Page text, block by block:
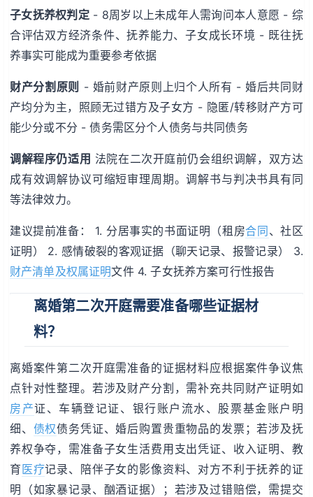
子女抚养权判定- 8周岁以上未成年人需询问本人意愿 - 综
合评估双方经济条件、抚养能力、子女成长环境 - 既往抚
养事实可能成为重要参考依据
财产分割原则 - 婚前财产原则上归个人所有 - 婚后共同财
产均分为主，照顾无过错方及子女方 - 隐匿/转移财产方可
能少分或不分 - 债务需区分个人债务与共同债务
调解程序仍适用 法院在二次开庭前仍会组织调解，双方达
成有效调解协议可缩短审理周期。调解书与判决书具有同
等法律效力。
建议提前准备： 1. 分居事实的书面证明（租房合同、社区
证明） 2. 感情破裂的客观证据（聊天记录、报警记录） 3.
财产清单及权属证明文件 4. 子女抚养方案可行性报告
离婚第二次开庭需要准备哪些证据材
料？
离婚案件第二次开庭需准备的证据材料应根据案件争议焦
点针对性整理。若涉及财产分割，需补充共同财产证明如
房产证、车辆登记证、银行账户流水、股票基金账户明
细、 债权债务凭证、婚后购置贵重物品的发票；若涉及抚
养权争夺，需准备子女生活费用支出凭证、收入证明、教
育医疗记录、陪伴子女的影像资料、对方不利于抚养的证
明（如家暴记录、酗酒证据）；若涉及过错赔偿，需提交